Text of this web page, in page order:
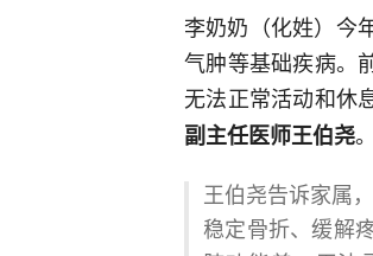
李奶奶（化姓）今
气肿等基础疾病。
无法正常活动和休
副主任医师王伯尧。
王伯尧告诉家属
稳定骨折、缓解